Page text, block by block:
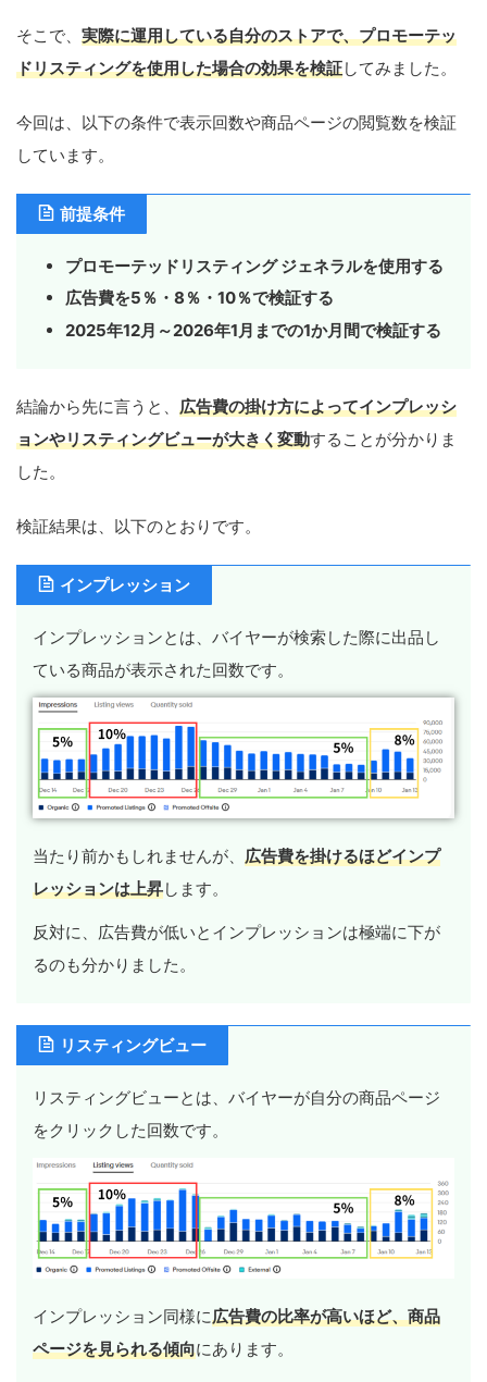
そこで、 実際に運用している自分のストアで、プロモーテッ
ドリスティングを使用した場合の効果を検証してみました。
今回は、以下の条件で表示回数や商品ページの閲覧数を検証
しています。
前提条件
プロモーテッドリスティング ジェネラルを使用する
広告費を5％・8％・10％で検証する
2025年12月～2026年1月までの1か月間で検証する
結論から先に言うと、 広告費の掛け方によってインプレッシ
ョンやリスティングビューが大きく変動することが分かりま
した。
検証結果は、以下のとおりです。
インプレッション
インプレッションとは、バイヤーが検索した際に出品し
ている商品が表示された回数です。
当たり前かもしれませんが、 広告費を掛けるほどインプ
レッションは上昇します。
反対に、広告費が低いとインプレッションは極端に下が
るのも分かりました。
リスティングビュー
リスティングビューとは、バイヤーが自分の商品ページ
をクリックした回数です。
インプレッション同様に広告費の比率が高いほど、商品
ページを見られる傾向にあります。